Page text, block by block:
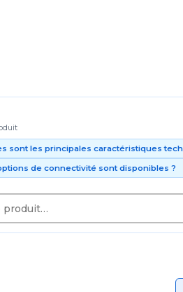
sont les principales caractéristiques
de connectivité sont disponibles ?